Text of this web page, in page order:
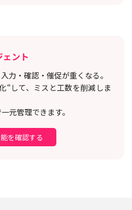
ント
力・確認・催促が重くなる。
“して、ミスと工数を削減しま
元管理できます。
を確認する